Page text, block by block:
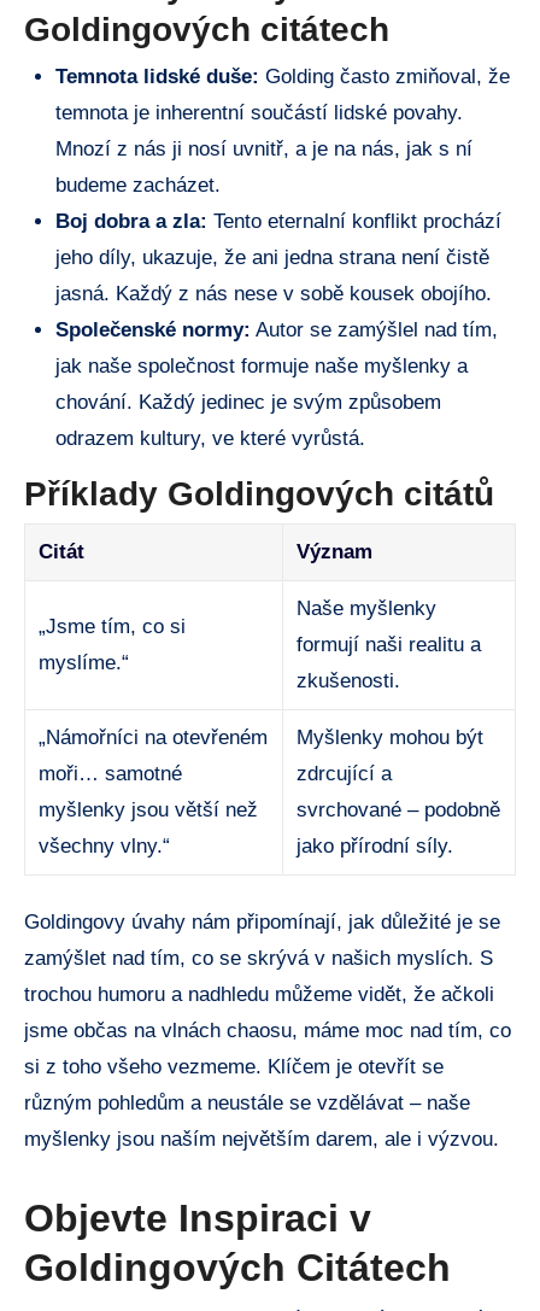
Goldingových citátech
Temnota lidské duše: Golding často zmiňoval, že
temnota je inherentní součástí lidské povahy.
Mnozí z nás ji nosí uvnitř, a je na nás, jak s ní
budeme zacházet.
Boj dobra a zla: Tento eternalní konflikt prochází
jeho díly, ukazuje, že ani jedna strana není čistě
jasná. Každý z nás nese v sobě kousek obojího.
Společenské normy: Autor se zamýšlel nad tím,
jak naše společnost formuje naše myšlenky a
chování. Každý jedinec je svým způsobem
odrazem kultury, ve které vyrůstá.
Příklady Goldingových citátů
Citát Význam
„Jsme tím, co si
myslíme.“
Naše myšlenky
formují naši realitu a
zkušenosti.
„Námořníci na otevřeném
moři… samotné
myšlenky jsou větší než
všechny vlny.“
Myšlenky mohou být
zdrcující a
svrchované – podobně
jako přírodní síly.
Goldingovy úvahy nám připomínají, jak důležité je se
zamýšlet nad tím, co se skrývá v našich myslích. S
trochou humoru a nadhledu můžeme vidět, že ačkoli
jsme občas na vlnách chaosu, máme moc nad tím, co
si z toho všeho vezmeme. Klíčem je otevřít se
různým pohledům a neustále se vzdělávat – naše
myšlenky jsou naším největším darem, ale i výzvou.
Objevte Inspiraci v
Goldingových Citátech